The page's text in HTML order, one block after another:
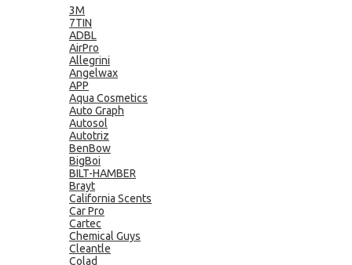
3M
7TIN
ADBL
AirPro
Allegrini
Angelwax
APP
Aqua Cosmetics
Auto Graph
Autosol
Autotriz
BenBow
BigBoi
BILT-HAMBER
Brayt
California Scents
Car Pro
Cartec
Chemical Guys
Cleantle
Colad